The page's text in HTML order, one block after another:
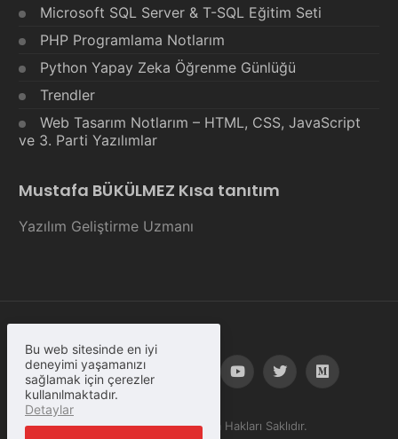
Microsoft SQL Server & T-SQL Eğitim Seti
PHP Programlama Notlarım
Python Yapay Zeka Öğrenme Günlüğü
Trendler
Web Tasarım Notlarım – HTML, CSS, JavaScript
ve 3. Parti Yazılımlar
Mustafa BÜKÜLMEZ Kısa tanıtım
Yazılım Geliştirme Uzmanı
© Copyright 2023, Tüm Hakları Saklıdır.
Bu web sitesinde en iyi
deneyimi yaşamanızı
sağlamak için çerezler
kullanılmaktadır.
Detaylar